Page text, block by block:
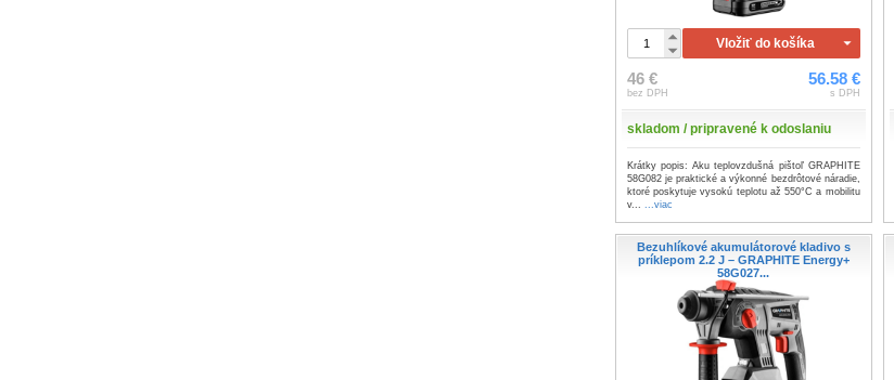
Vložiť do košíka
46 €
bez DPH
56.58 €
s DPH
skladom / pripravené k odoslaniu
Krátky popis: Aku teplovzdušná pištoľ GRAPHITE
58G082 je praktické a výkonné bezdrôtové náradie,
ktoré poskytuje vysokú teplotu až 550°C a mobilitu
v... ...viac
Bezuhlíkové akumulátorové kladivo s
príklepom 2.2 J – GRAPHITE Energy+
58G027...